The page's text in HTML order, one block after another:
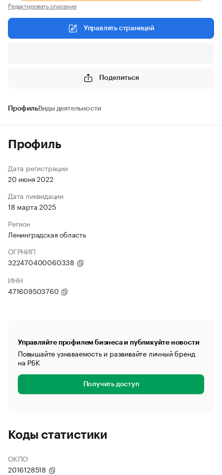
Редактировать описание
Управлять страницей
Поделиться
ПрофильВиды деятельности
Профиль
Дата регистрации
20 июня 2022
Дата ликвидации
18 марта 2025
Регион
Ленинградская область
ОГРНИП
322470400060338
ИНН
471609503760
Управляйте профилем бизнеса и публикуйте новости
Повышайте узнаваемость и развивайте личный бренд
на РБК
Получить доступ
Коды статистики
ОКПО
2016128518